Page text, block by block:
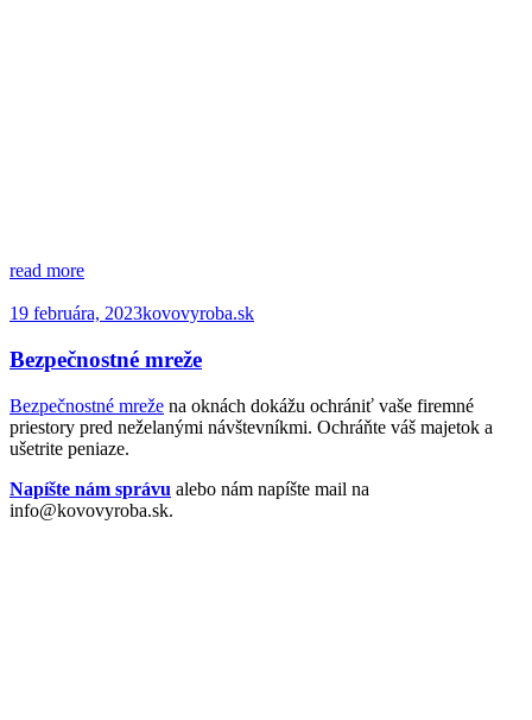
read more
19 februára, 2023kovovyroba.sk
Bezpečnostné mreže
Bezpečnostné mreže na oknách dokážu ochrániť vaše firemné
priestory pred neželanými návštevníkmi. Ochráňte váš majetok a
ušetrite peniaze.
Napíšte nám správu alebo nám napíšte mail na
info@kovovyroba.sk.